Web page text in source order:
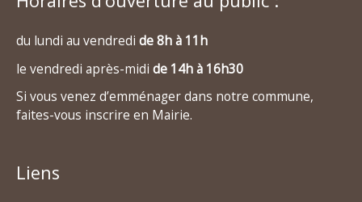
du lundi au vendredi de 8h à 11h
le vendredi après-midi de 14h à 16h30
Si vous venez d’emménager dans notre commune,
faites-vous inscrire en Mairie.
Liens